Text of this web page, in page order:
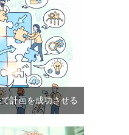
計画を成功させる